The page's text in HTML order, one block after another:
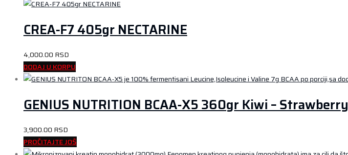
CREA-F7 405gr NECTARINE
4,000.00 RSD
DODAJ U KORPU
GENIUS NUTRITION BCAA-X5 360gr Kiwi – Strawberry
3,900.00 RSD
PROČITAJTE JOŠ